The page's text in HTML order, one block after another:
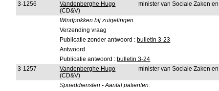
3-1256
Vandenberghe Hugo
(CD&V)
minister van Sociale Zaken
Windpokken bij zuigelingen.
Verzending vraag
Publicatie zonder antwoord : bulletin 3-23
Antwoord
Publicatie antwoord : bulletin 3-24
3-1257
Vandenberghe Hugo
(CD&V)
minister van Sociale Zaken
Spoeddiensten - Aantal patiënten.